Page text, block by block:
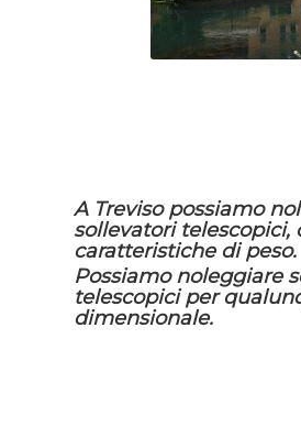
A Treviso possiamo
sollevatori telescopici,
caratteristiche di peso.
Possiamo noleggiare
telescopici per
dimensionale.